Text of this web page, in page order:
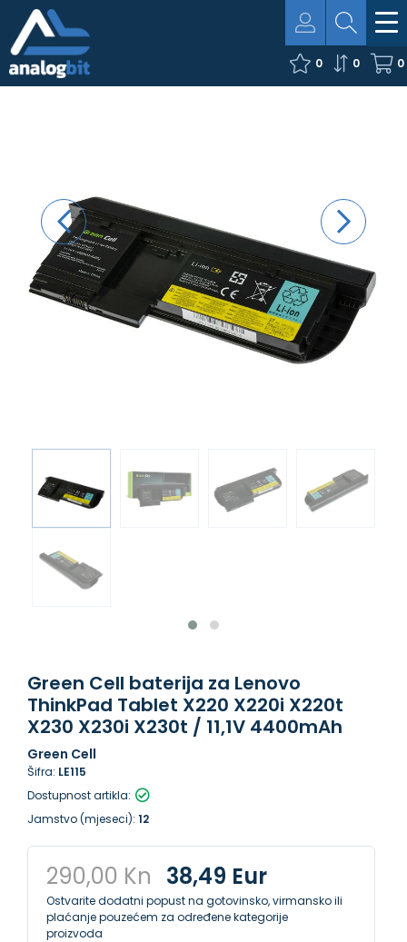
0
0
0
Green Cell baterija za Lenovo
ThinkPad Tablet X220 X220i X220t
X230 X230i X230t / 11,1V 4400mAh
Green Cell
Šifra: LE115
Dostupnost artikla:
Jamstvo (mjeseci): 12
290,00 Kn 38,49 Eur
Ostvarite dodatni popust na gotovinsko, virmansko ili
plaćanje pouzećem za određene kategorije
proizvoda